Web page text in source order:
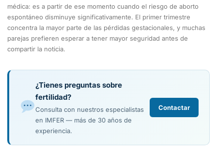
médica: es a partir de ese momento cuando el riesgo de aborto
espontáneo disminuye significativamente. El primer trimestre
concentra la mayor parte de las pérdidas gestacionales, y muchas
parejas prefieren esperar a tener mayor seguridad antes de
compartir la noticia.
¿Tienes preguntas sobre
fertilidad?
Consulta con nuestros especialistas
en IMFER — más de 30 años de
experiencia.
Contactar